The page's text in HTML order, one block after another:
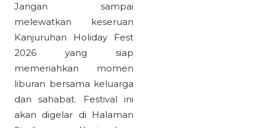
Jangan sampai
melewatkan keseruan
Kanjuruhan Holiday Fest
2026 yang siap
memeriahkan momen
liburan bersama keluarga
dan sahabat. Festival ini
akan digelar di Halaman